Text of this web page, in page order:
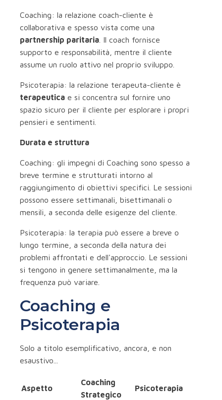
Coaching: la relazione coach-cliente è
collaborativa e spesso vista come una
partnership paritaria . Il coach fornisce
supporto e responsabilità, mentre il cliente
assume un ruolo attivo nel proprio sviluppo.
Psicoterapia: la relazione terapeuta-cliente è
terapeutica e si concentra sul fornire uno
spazio sicuro per il cliente per esplorare i propri
pensieri e sentimenti.
Durata e struttura
Coaching: gli impegni di Coaching sono spesso a
breve termine e strutturati intorno al
raggiungimento di obiettivi specifici. Le sessioni
possono essere settimanali, bisettimanali o
mensili, a seconda delle esigenze del cliente.
Psicoterapia: la terapia può essere a breve o
lungo termine, a seconda della natura dei
problemi affrontati e dell'approccio. Le sessioni
si tengono in genere settimanalmente, ma la
frequenza può variare.
Coaching e
Psicoterapia
Solo a titolo esemplificativo, ancora, e non
esaustivo...
Aspetto
Coaching
Strategico
Psicoterapia